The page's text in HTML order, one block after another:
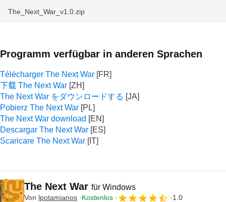
The_Next_War_v1.0.zip
Programm verfügbar in anderen Sprachen
Télécharger The Next War
下载 The Next War
The Next War をダウンロードする
Pobierz The Next War
The Next War download
Descargar The Next War
Scaricare The Next War
The Next War für Windows
Von lpotamianos Kostenlos 1.0